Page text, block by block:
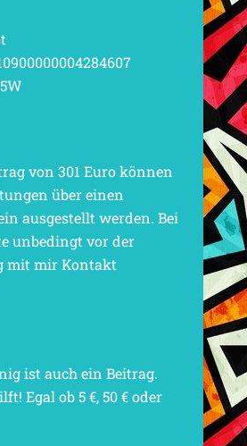
von 301 Euro können
über einen
ausgestellt werden. Bei
unbedingt vor der
mit mir Kontakt
ist auch ein Beitrag.
Egal ob 5 €, 50 € oder